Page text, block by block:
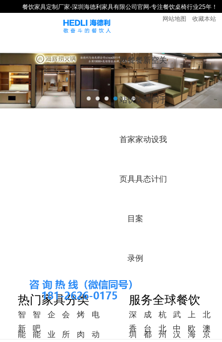
餐饮家具定制厂家-深圳海德利家具有限公司官网-专注餐饮桌椅行业25年！
收藏本站
网站地图
网
站
首
页
餐
饮
家
具
目
录
餐
饮
家
具
案
例
新
闻
动
态
空
间
设
计
关
于
我
们
热门家具分类
智
能
智
能
企
业
会
所
烤
肉
电
动
新 吧
服务全球餐饮
深
圳
成
都
杭
州
武
汉
上
海
北
京
香 台 北 中 欧 澳